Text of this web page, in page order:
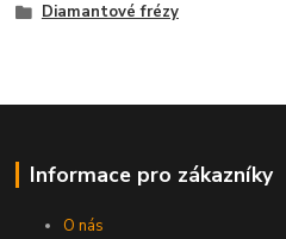
Diamantové frézy
Informace pro zákazníky
O nás